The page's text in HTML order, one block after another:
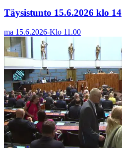
Täysistunto 15.6.2026 klo 14
ma 15.6.2026-Klo 11.00